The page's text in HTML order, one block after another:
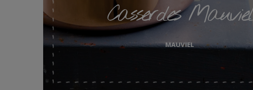
Casseroles Mauviel
MAUVIEL